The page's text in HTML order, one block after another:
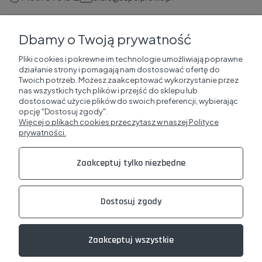
Pomoc
Korzyści dla klientów
SuperProfile
Zakupy i obsługa
made with by
Dbamy o Twoją prywatność
Pliki cookies i pokrewne im technologie umożliwiają poprawne
działanie strony i pomagają nam dostosować ofertę do
Twoich potrzeb. Możesz zaakceptować wykorzystanie przez
nas wszystkich tych plików i przejść do sklepu lub
dostosować użycie plików do swoich preferencji, wybierając
opcję "Dostosuj zgody".
Więcej o plikach cookies przeczytasz w naszej Polityce
prywatności.
Zaakceptuj tylko niezbędne
Dostosuj zgody
Zaakceptuj wszystkie